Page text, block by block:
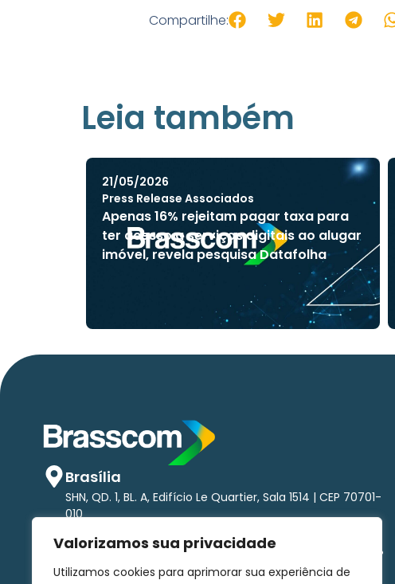
Valorizamos sua privacidade
Utilizamos cookies para aprimorar sua experiência de
Compartilhe:
Leia também
21/05/2026
Press Release Associados
Apenas 16% rejeitam pagar taxa para
ter acesso a serviços digitais ao alugar
imóvel, revela pesquisa Datafolha
Brasília
SHN, QD. 1, BL. A, Edifício Le Quartier, Sala 1514 | CEP 70701-
010
São Paulo
Av. Brigadeiro Faria Lima, 1.485 - Pinheiros Torre norte - 2°
andar | CEP 01452-002